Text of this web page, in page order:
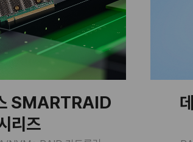
SMARTRAID
리즈